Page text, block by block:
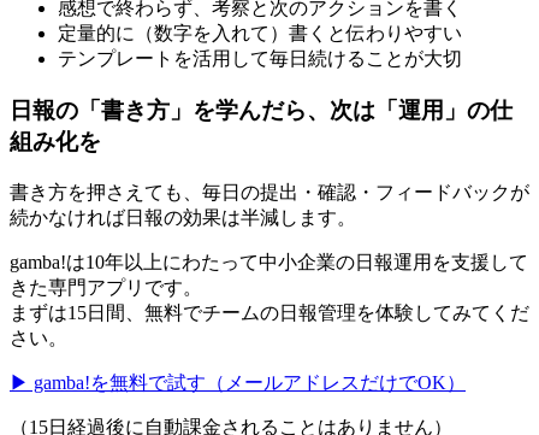
感想で終わらず、考察と次のアクションを書く
定量的に（数字を入れて）書くと伝わりやすい
テンプレートを活用して毎日続けることが大切
日報の「書き方」を学んだら、次は「運用」の仕
組み化を
書き方を押さえても、毎日の提出・確認・フィードバックが
続かなければ日報の効果は半減します。
gamba!は10年以上にわたって中小企業の日報運用を支援して
きた専門アプリです。
まずは15日間、無料でチームの日報管理を体験してみてくだ
さい。
▶ gamba!を無料で試す（メールアドレスだけでOK）
（15日経過後に自動課金されることはありません）